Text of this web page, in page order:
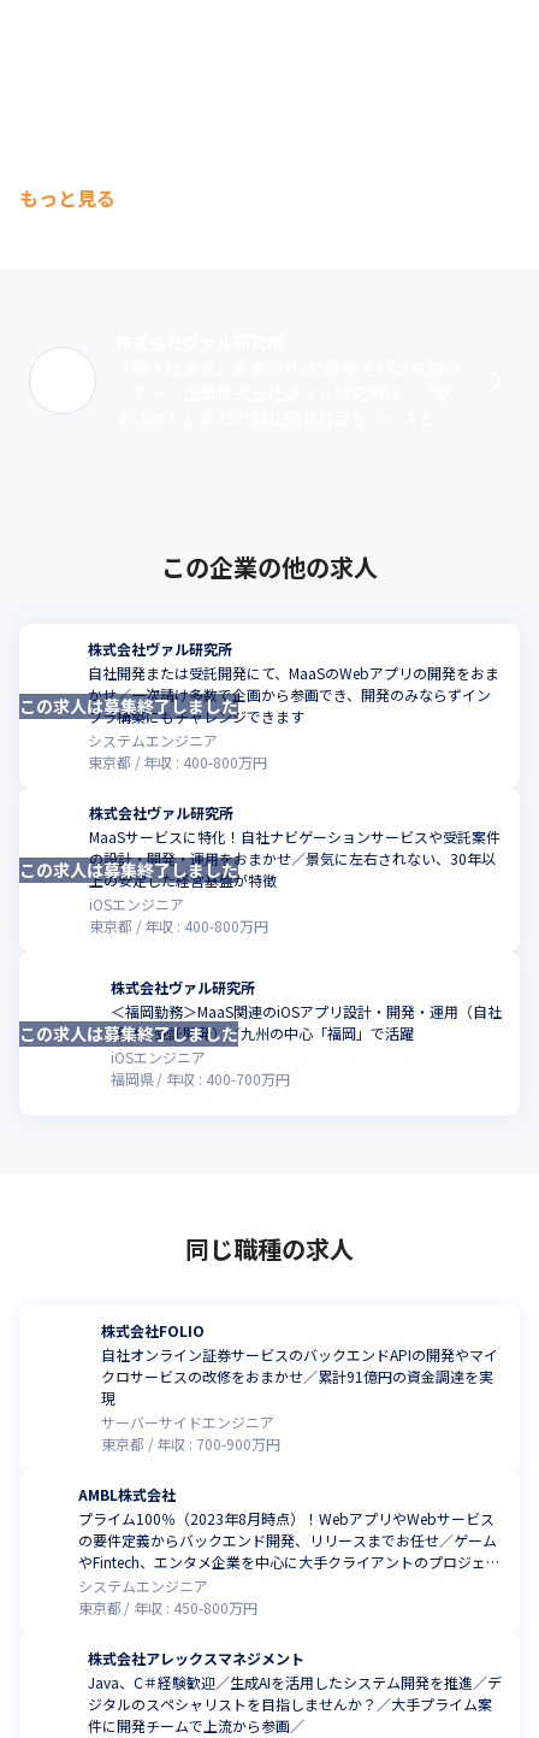
もっと見る
この企業の他の求人
株式会社ヴァル研究所
自社開発または受託開発にて、MaaSのWebアプリの開発をおま
かせ／一次請け多数で企画から参画でき、開発のみならずイン
フラ構築にもチャレンジできます
システムエンジニア
東京都
年収 : 400-800万円
この求人は募集終了しました
株式会社ヴァル研究所
MaaSサービスに特化！自社ナビゲーションサービスや受託案件
の設計・開発・運用をおまかせ／景気に左右されない、30年以
上の安定した経営基盤が特徴
iOSエンジニア
東京都
年収 : 400-800万円
この求人は募集終了しました
株式会社ヴァル研究所
＜福岡勤務＞MaaS関連のiOSアプリ設計・開発・運用（自社
開発・受託開発）／九州の中心「福岡」で活躍
iOSエンジニア
福岡県
年収 : 400-700万円
この求人は募集終了しました
同じ職種の求人
株式会社FOLIO
自社オンライン証券サービスのバックエンドAPIの開発やマイ
クロサービスの改修をおまかせ／累計91億円の資金調達を実
現
サーバーサイドエンジニア
東京都
年収 : 700-900万円
AMBL株式会社
プライム100％（2023年8月時点）！WebアプリやWebサービス
の要件定義からバックエンド開発、リリースまでお任せ／ゲーム
やFintech、エンタメ企業を中心に大手クライアントのプロジェク
ト多数
システムエンジニア
東京都
年収 : 450-800万円
株式会社アレックスマネジメント
Java、C＃経験歓迎／生成AIを活用したシステム開発を推進／デ
ジタルのスペシャリストを目指しませんか？／大手プライム案
件に開発チームで上流から参画／